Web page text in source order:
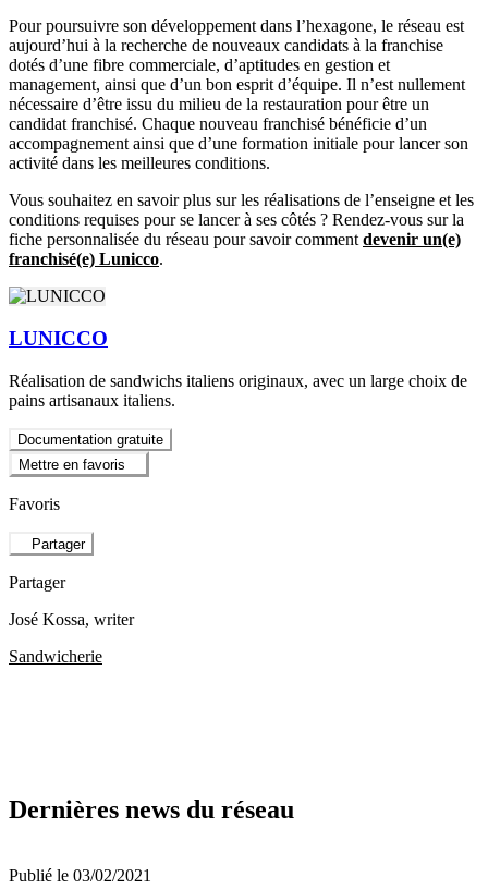
Pour poursuivre son développement dans l’hexagone, le réseau est
aujourd’hui à la recherche de nouveaux candidats à la franchise
dotés d’une fibre commerciale, d’aptitudes en gestion et
management, ainsi que d’un bon esprit d’équipe. Il n’est nullement
nécessaire d’être issu du milieu de la restauration pour être un
candidat franchisé. Chaque nouveau franchisé bénéficie d’un
accompagnement ainsi que d’une formation initiale pour lancer son
activité dans les meilleures conditions.
Vous souhaitez en savoir plus sur les réalisations de l’enseigne et les
conditions requises pour se lancer à ses côtés ? Rendez-vous sur la
fiche personnalisée du réseau pour savoir comment devenir un(e)
franchisé(e) Lunicco.
LUNICCO
Réalisation de sandwichs italiens originaux, avec un large choix de
pains artisanaux italiens.
Documentation gratuite
Mettre en favoris
Favoris
Partager
Partager
José Kossa, writer
Sandwicherie
Dernières news du réseau
Publié le 03/02/2021